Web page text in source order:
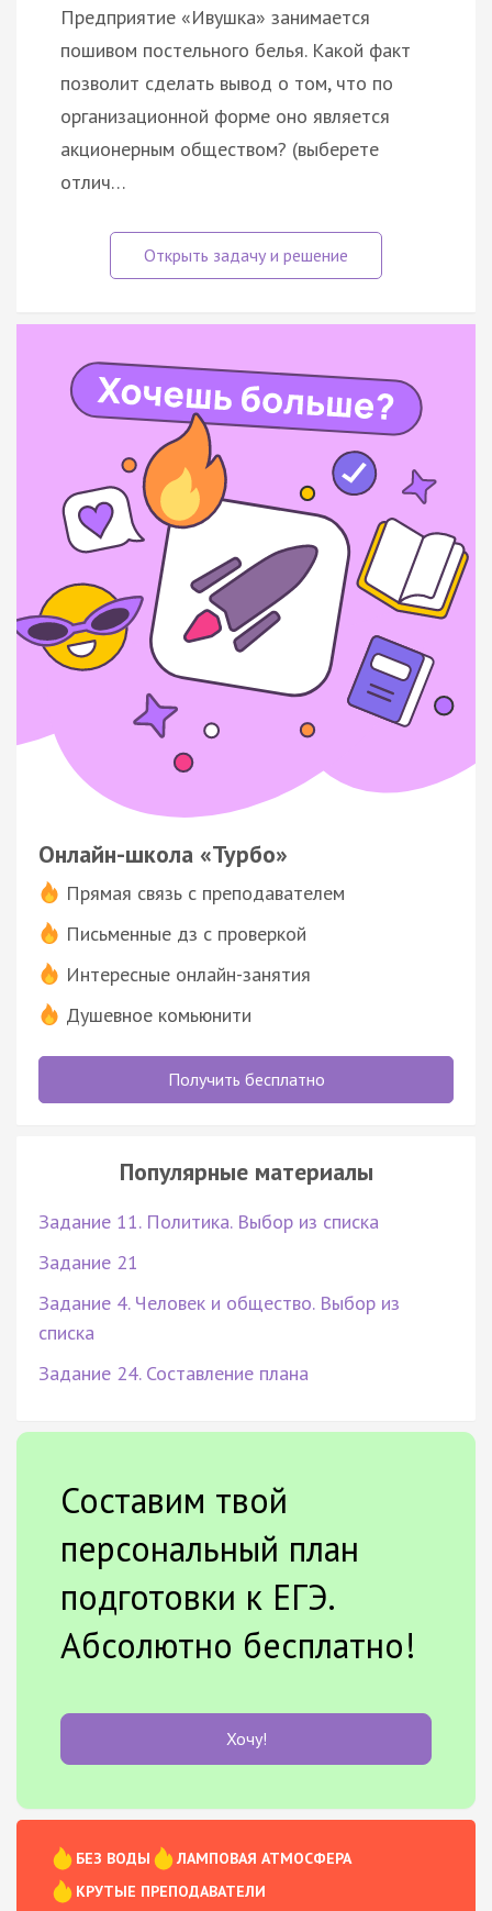
Предприятие «Ивушка» занимается
пошивом постельного белья. Какой факт
позволит сделать вывод о том, что по
организационной форме оно является
акционерным обществом? (выберете
отлич…
Онлайн-школа «Турбо»
Прямая связь с преподавателем
Письменные дз с проверкой
Интересные онлайн-занятия
Душевное комьюнити
Получить бесплатно
Популярные материалы
Задание 11. Политика. Выбор из списка
Задание 21
Задание 4. Человек и общество. Выбор из
списка
Задание 24. Составление плана
Составим твой
персональный план
подготовки к ЕГЭ.
Абсолютно бесплатно!
Хочу!
БЕЗ ВОДЫ
ЛАМПОВАЯ АТМОСФЕРА
КРУТЫЕ ПРЕПОДАВАТЕЛИ